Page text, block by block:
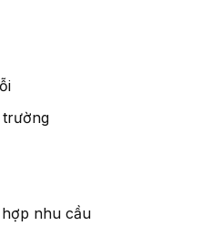
nhu cầu